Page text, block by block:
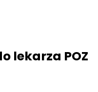
lekarza POZ